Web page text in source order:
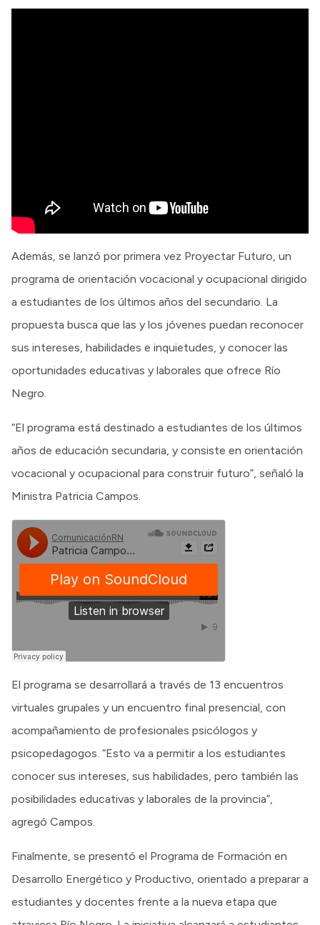
Además, se lanzó por primera vez Proyectar Futuro, un
programa de orientación vocacional y ocupacional dirigido
a estudiantes de los últimos años del secundario. La
propuesta busca que las y los jóvenes puedan reconocer
sus intereses, habilidades e inquietudes, y conocer las
oportunidades educativas y laborales que ofrece Río
Negro.
“El programa está destinado a estudiantes de los últimos
años de educación secundaria, y consiste en orientación
vocacional y ocupacional para construir futuro”, señaló la
Ministra Patricia Campos.
El programa se desarrollará a través de 13 encuentros
virtuales grupales y un encuentro final presencial, con
acompañamiento de profesionales psicólogos y
psicopedagogos. “Esto va a permitir a los estudiantes
conocer sus intereses, sus habilidades, pero también las
posibilidades educativas y laborales de la provincia”,
agregó Campos.
Finalmente, se presentó el Programa de Formación en
Desarrollo Energético y Productivo, orientado a preparar a
estudiantes y docentes frente a la nueva etapa que